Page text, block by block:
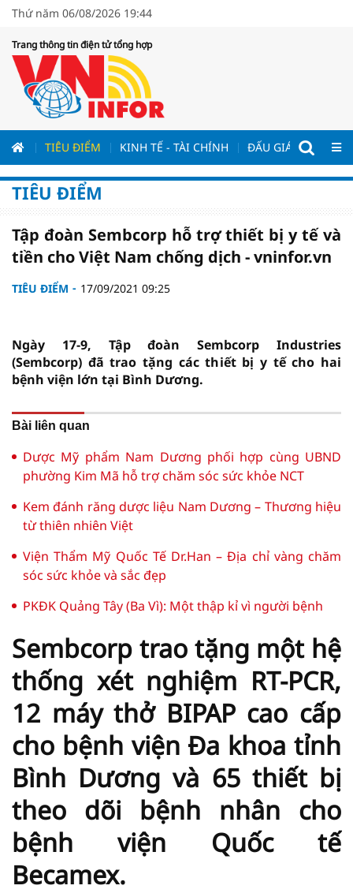
Thứ năm 06/08/2026 19:44
Trang thông tin điện tử tổng hợp
TIÊU ĐIỂM KINH TẾ - TÀI CHÍNH ĐẤU GIÁ - ĐẤU
TIÊU ĐIỂM
Tập đoàn Sembcorp hỗ trợ thiết bị y tế và
tiền cho Việt Nam chống dịch - vninfor.vn
TIÊU ĐIỂM 17/09/2021 09:25
Ngày 17-9, Tập đoàn Sembcorp Industries
(Sembcorp) đã trao tặng các thiết bị y tế cho hai
bệnh viện lớn tại Bình Dương.
Bài liên quan
Dược Mỹ phẩm Nam Dương phối hợp cùng UBND
phường Kim Mã hỗ trợ chăm sóc sức khỏe NCT
Kem đánh răng dược liệu Nam Dương – Thương hiệu
từ thiên nhiên Việt
Viện Thẩm Mỹ Quốc Tế Dr.Han – Địa chỉ vàng chăm
sóc sức khỏe và sắc đẹp
PKĐK Quảng Tây (Ba Vì): Một thập kỉ vì người bệnh
Sembcorp trao tặng một hệ
thống xét nghiệm RT-PCR,
12 máy thở BIPAP cao cấp
cho bệnh viện Đa khoa tỉnh
Bình Dương và 65 thiết bị
theo dõi bệnh nhân cho
bệnh viện Quốc tế
Becamex.